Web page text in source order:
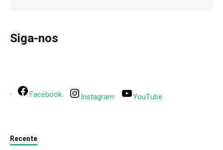
Siga-nos
Facebook Instagram YouTube
Recente